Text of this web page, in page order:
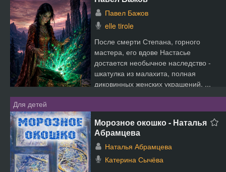
Павел Бажов
elle tirole
После смерти Степана, горного
мастера, его вдове Настасье
достается необычное наследство -
шкатулка из малахита, полная
диковинных женских украшений. ...
Для детей
Морозное окошко - Наталья
Абрамцева
Наталья Абрамцева
Катерина Сычёва